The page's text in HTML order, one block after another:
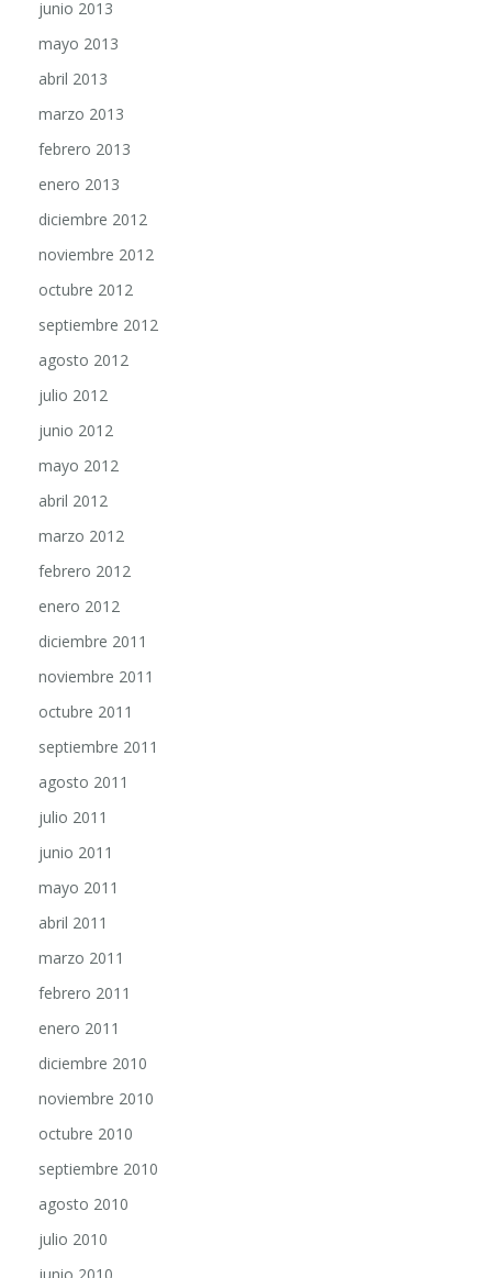
mayo 2013
abril 2013
marzo 2013
febrero 2013
enero 2013
diciembre 2012
noviembre 2012
octubre 2012
septiembre 2012
agosto 2012
julio 2012
junio 2012
mayo 2012
abril 2012
marzo 2012
febrero 2012
enero 2012
diciembre 2011
noviembre 2011
octubre 2011
septiembre 2011
agosto 2011
julio 2011
junio 2011
mayo 2011
abril 2011
marzo 2011
febrero 2011
enero 2011
diciembre 2010
noviembre 2010
octubre 2010
septiembre 2010
agosto 2010
julio 2010
junio 2010